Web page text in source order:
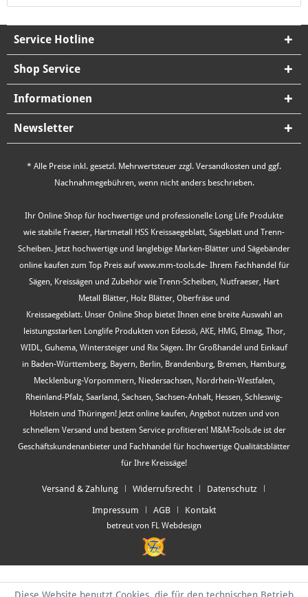
Service Hotline
Shop Service
Informationen
Newsletter
* Alle Preise inkl. gesetzl. Mehrwertsteuer zzgl. Versandkosten und ggf.
Nachnahmegebühren, wenn nicht anders beschrieben.
Ihr Online Shop für hochwertige und professionelle Long Life Produkte
wie stabile Fraeser, Hartmetall HSS Kreissaegeblatt, Sägeblatt und Trenn-
Scheiben. Jetzt hochwertige und langlebige Marken-Blätter und Sägebänder
online kaufen zum Top Preis auf www.mm-tools.de- Ihrem Fachhandel für
Sägen, Kreissägen und Zubehör wie Trenn-Scheiben, Nutfraeser, Hart
Metall Blätter, Holz Blätter, Oberfräse und
Kreissaegeblatt. Unser Online Shop bietet Ihnen eine breite Auswahl an
leistungsstarken Longlife Produkten von Edessö, AKE, HMG, Elmag, Thor,
WIDL, Guhema, Wintersteiger und Rix Sägen. Ihr Großhandel und Einkauf
in Baden-Württemberg, Bayern, Berlin, Brandenburg, Bremen, Hamburg,
Mecklenburg-Vorpommern, Niedersachsen, Nordrhein-Westfalen,
Rheinland-Pfalz, Saarland, Sachsen, Sachsen-Anhalt, Hessen, Schleswig-
Holstein und Thüringen! Jetzt online kaufen, Angebot nutzen und von
schnellem Versand und bestem Service profitieren! M&M-Tools.de ist der
Geschäftskundenanbieter und Fachhandel für hochwertige Qualitätsblätter
für Ihre Kreissäge!
Versand & Zahlung Widerrufsrecht Datenschutz
Impressum AGB Kontakt
betreut von FL Webdesign